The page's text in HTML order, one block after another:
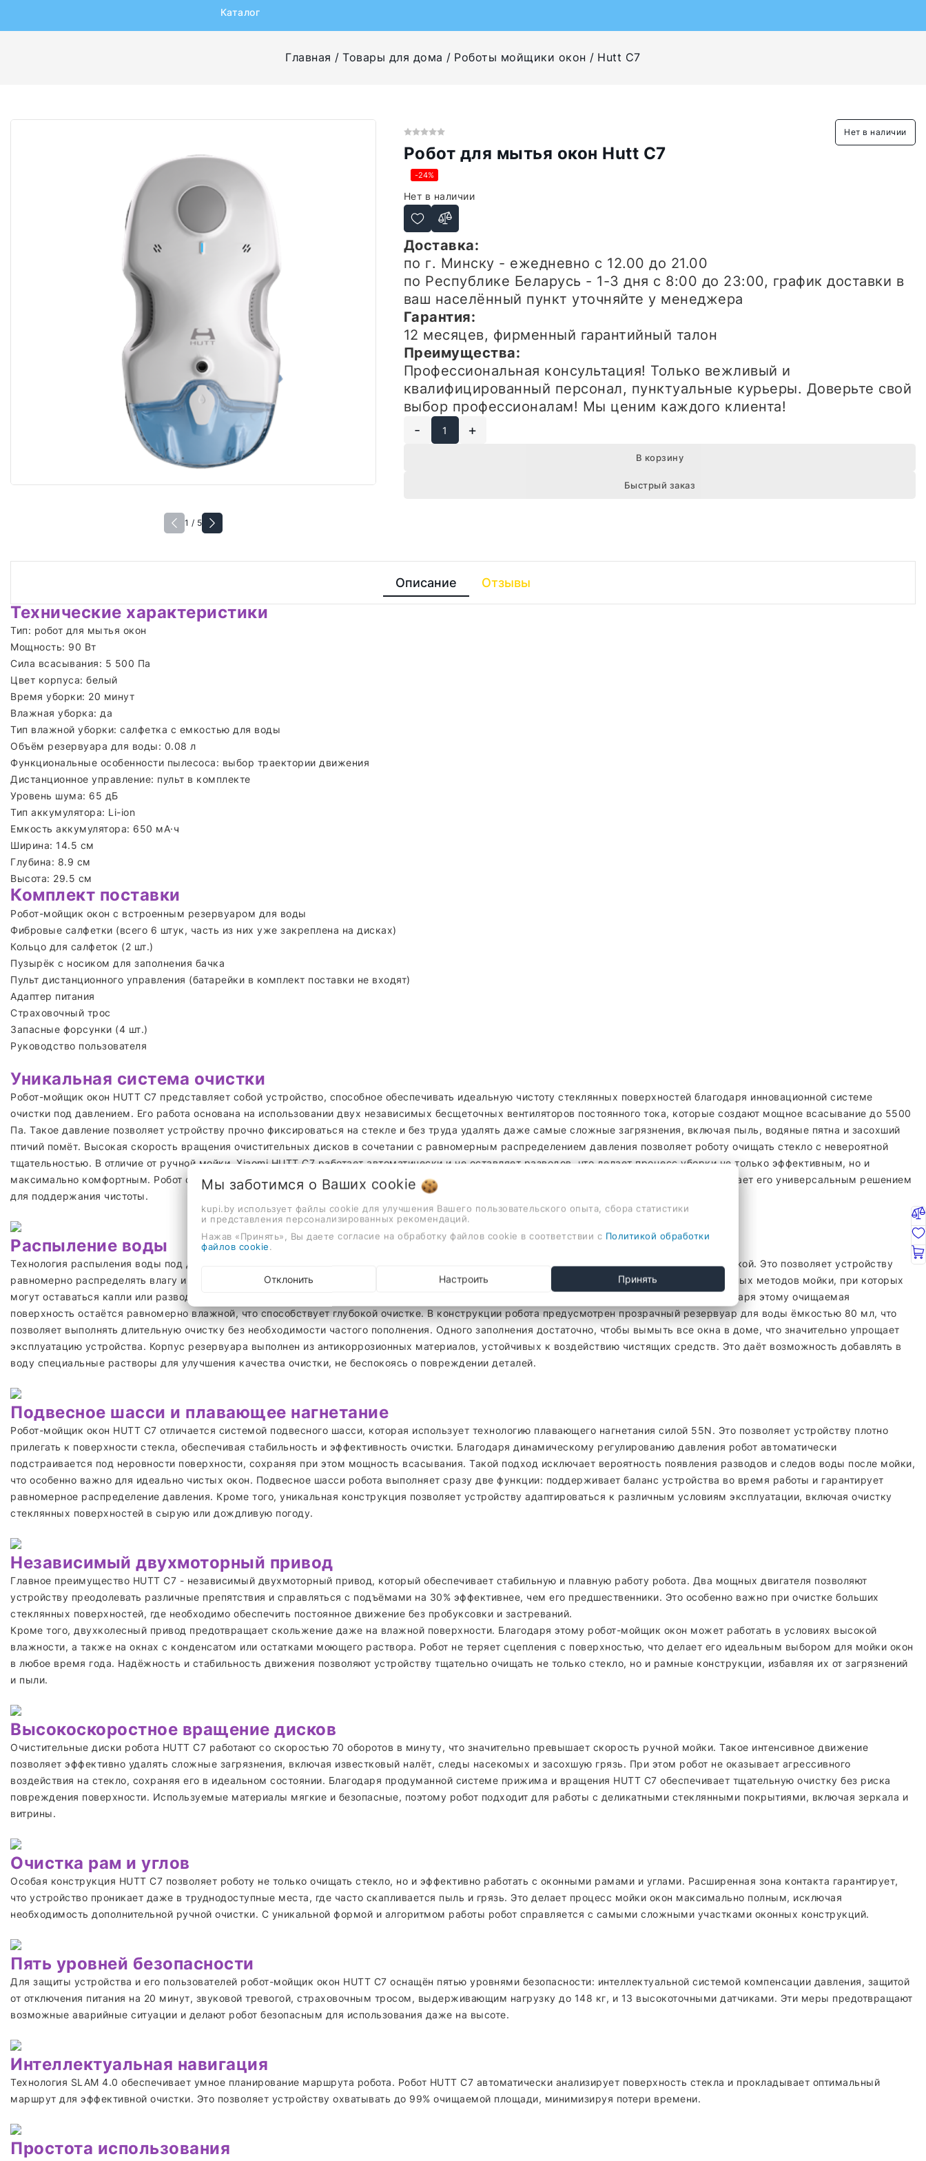
Каталог
Главная Товары для дома Роботы мойщики окон Hutt C7
1 / 5
Нет в наличии
Робот для мытья окон Hutt C7
-24%
Нет в наличии
Доставка:
по г. Минску - ежедневно с 12.00 до 21.00
по Республике Беларусь - 1-3 дня с 8:00 до 23:00, график доставки в
ваш населённый пункт уточняйте у менеджера
Гарантия:
12 месяцев, фирменный гарантийный талон
Преимущества:
Профессиональная консультация! Только вежливый и
квалифицированный персонал, пунктуальные курьеры. Доверьте свой
выбор профессионалам! Мы ценим каждого клиента!
-
+
В корзину
Быстрый заказ
Описание Отзывы
Технические характеристики
Тип: робот для мытья окон
Мощность: 90 Вт
Сила всасывания: 5 500 Па
Цвет корпуса: белый
Время уборки: 20 минут
Влажная уборка: да
Тип влажной уборки: салфетка с емкостью для воды
Объём резервуара для воды: 0.08 л
Функциональные особенности пылесоса: выбор траектории движения
Дистанционное управление: пульт в комплекте
Уровень шума: 65 дБ
Тип аккумулятора: Li-ion
Емкость аккумулятора: 650 мА·ч
Ширина: 14.5 см
Глубина: 8.9 см
Высота: 29.5 см
Комплект поставки
Робот-мойщик окон с встроенным резервуаром для воды
Фибровые салфетки (всего 6 штук, часть из них уже закреплена на дисках)
Кольцо для салфеток (2 шт.)
Пузырёк с носиком для заполнения бачка
Пульт дистанционного управления (батарейки в комплект поставки не входят)
Адаптер питания
Страховочный трос
Запасные форсунки (4 шт.)
Руководство пользователя
Уникальная система очистки
Робот-мойщик окон HUTT C7 представляет собой устройство, способное обеспечивать идеальную чистоту стеклянных поверхностей благодаря инновационной системе
очистки под давлением. Его работа основана на использовании двух независимых бесщеточных вентиляторов постоянного тока, которые создают мощное всасывание до 5500
Па. Такое давление позволяет устройству прочно фиксироваться на стекле и без труда удалять даже самые сложные загрязнения, включая пыль, водяные пятна и засохший
птичий помёт. Высокая скорость вращения очистительных дисков в сочетании с равномерным распределением давления позволяет роботу очищать стекло с невероятной
тщательностью. В отличие от ручной мойки, Xiaomi HUTT C7 работает автоматически и не оставляет разводов, что делает процесс уборки не только эффективным, но и
максимально комфортным. Робот способен работать на различных типах поверхностей, не теряя своих мощных свойств всасывания, что делает его универсальным решением
для поддержания чистоты.
Распыление воды
Технология распыления воды под давлением с углом охвата 120° обеспечивает HUTT C7 превосходное увлажнение поверхности перед очисткой. Это позволяет устройству
равномерно распределять влагу и эффективно растворять любые загрязнения, даже застарелые и трудновыводимые. В отличие от стандартных методов мойки, при которых
могут оставаться капли или разводы, робот использует микроскопические капли размером всего 20 мкм, которые не разносит ветер. Благодаря этому очищаемая
поверхность остаётся равномерно влажной, что способствует глубокой очистке. В конструкции робота предусмотрен прозрачный резервуар для воды ёмкостью 80 мл, что
позволяет выполнять длительную очистку без необходимости частого пополнения. Одного заполнения достаточно, чтобы вымыть все окна в доме, что значительно упрощает
эксплуатацию устройства. Корпус резервуара выполнен из антикоррозионных материалов, устойчивых к воздействию чистящих средств. Это даёт возможность добавлять в
воду специальные растворы для улучшения качества очистки, не беспокоясь о повреждении деталей.
Подвесное шасси и плавающее нагнетание
Робот-мойщик окон HUTT C7 отличается системой подвесного шасси, которая использует технологию плавающего нагнетания силой 55N. Это позволяет устройству плотно
прилегать к поверхности стекла, обеспечивая стабильность и эффективность очистки. Благодаря динамическому регулированию давления робот автоматически
подстраивается под неровности поверхности, сохраняя при этом мощность всасывания. Такой подход исключает вероятность появления разводов и следов воды после мойки,
что особенно важно для идеально чистых окон. Подвесное шасси робота выполняет сразу две функции: поддерживает баланс устройства во время работы и гарантирует
равномерное распределение давления. Кроме того, уникальная конструкция позволяет устройству адаптироваться к различным условиям эксплуатации, включая очистку
стеклянных поверхностей в сырую или дождливую погоду.
Независимый двухмоторный привод
Главное преимущество HUTT C7 - независимый двухмоторный привод, который обеспечивает стабильную и плавную работу робота. Два мощных двигателя позволяют
устройству преодолевать различные препятствия и справляться с подъёмами на 30% эффективнее, чем его предшественники. Это особенно важно при очистке больших
стеклянных поверхностей, где необходимо обеспечить постоянное движение без пробуксовки и застреваний.
Кроме того, двухколесный привод предотвращает скольжение даже на влажной поверхности. Благодаря этому робот-мойщик окон может работать в условиях высокой
влажности, а также на окнах с конденсатом или остатками моющего раствора. Робот не теряет сцепления с поверхностью, что делает его идеальным выбором для мойки окон
в любое время года. Надёжность и стабильность движения позволяют устройству тщательно очищать не только стекло, но и рамные конструкции, избавляя их от загрязнений
и пыли.
Высокоскоростное вращение дисков
Очистительные диски робота HUTT C7 работают со скоростью 70 оборотов в минуту, что значительно превышает скорость ручной мойки. Такое интенсивное движение
позволяет эффективно удалять сложные загрязнения, включая известковый налёт, следы насекомых и засохшую грязь. При этом робот не оказывает агрессивного
воздействия на стекло, сохраняя его в идеальном состоянии. Благодаря продуманной системе прижима и вращения HUTT C7 обеспечивает тщательную очистку без риска
повреждения поверхности. Используемые материалы мягкие и безопасные, поэтому робот подходит для работы с деликатными стеклянными покрытиями, включая зеркала и
витрины.
Очистка рам и углов
Особая конструкция HUTT C7 позволяет роботу не только очищать стекло, но и эффективно работать с оконными рамами и углами. Расширенная зона контакта гарантирует,
что устройство проникает даже в труднодоступные места, где часто скапливается пыль и грязь. Это делает процесс мойки окон максимально полным, исключая
необходимость дополнительной ручной очистки. С уникальной формой и алгоритмом работы робот справляется с самыми сложными участками оконных конструкций.
Пять уровней безопасности
Для защиты устройства и его пользователей робот-мойщик окон HUTT C7 оснащён пятью уровнями безопасности: интеллектуальной системой компенсации давления, защитой
от отключения питания на 20 минут, звуковой тревогой, страховочным тросом, выдерживающим нагрузку до 148 кг, и 13 высокоточными датчиками. Эти меры предотвращают
возможные аварийные ситуации и делают робот безопасным для использования даже на высоте.
Интеллектуальная навигация
Технология SLAM 4.0 обеспечивает умное планирование маршрута робота. Робот HUTT C7 автоматически анализирует поверхность стекла и прокладывает оптимальный
маршрут для эффективной очистки. Это позволяет устройству охватывать до 99% очищаемой площади, минимизируя потери времени.
Простота использования
Мы заботимся о Ваших cookie
kupi.by использует файлы cookie для улучшения Вашего пользовательского опыта, сбора статистики
и представления персонализированных рекомендаций.
Нажав «Принять», Вы даете согласие на обработку файлов cookie в соответствии с Политикой обработки
файлов cookie.
Отклонить Настроить Принять